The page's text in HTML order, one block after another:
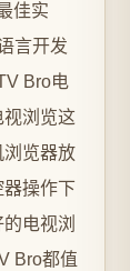
佳实
言开发
Bro电
浏览这
浏览器放
器操作下
电视浏
Bro都值